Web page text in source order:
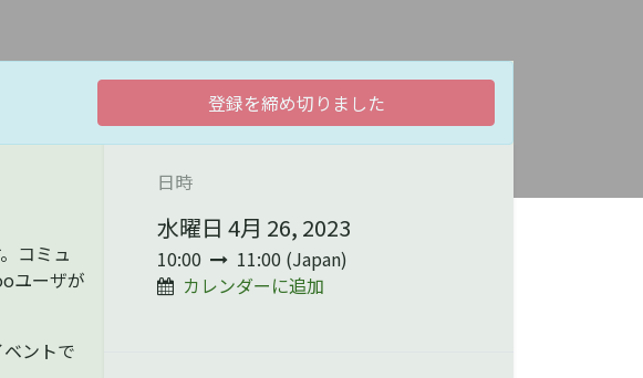
登録を締め切りました
コミュ
ユーザが
ントで
日時
水曜日 4月 26, 2023
10:00 11:00 (Japan)
カレンダーに追加